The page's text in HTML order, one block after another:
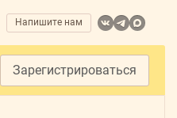
Напишите нам
Зарегистрироваться